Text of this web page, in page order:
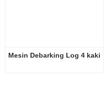
Mesin Debarking Log 4 kaki